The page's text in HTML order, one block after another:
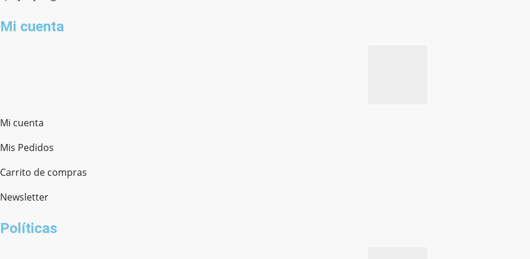
Mi cuenta
Mi cuenta
Mis Pedidos
Carrito de compras
Newsletter
Políticas